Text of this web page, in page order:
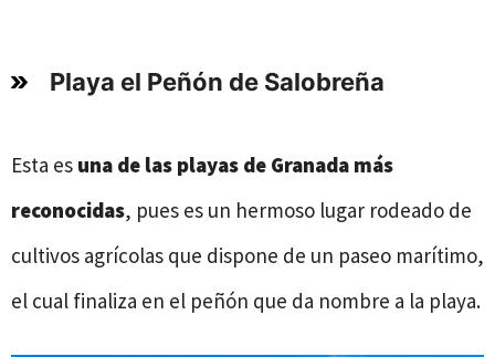
Playa el Peñón de Salobreña
Esta es una de las playas de Granada más
reconocidas, pues es un hermoso lugar rodeado de
cultivos agrícolas que dispone de un paseo marítimo,
el cual finaliza en el peñón que da nombre a la playa.